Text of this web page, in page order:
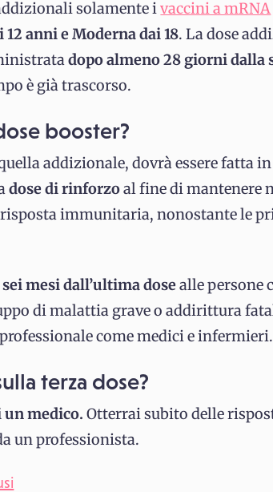
solamente ivaccini a mRNA
anni e Moderna dai 18. La dose
dopo almeno 28 giorni dalla
è già trascorso.
booster?
addizionale, dovrà essere fatta
dose di rinforzoal fine di mantenere
immunitaria, nonostante le
mesi dall’ultima dosealle persone
di malattia grave o addirittura
come medici e infermieri.
terza dose?
un medico. Otterrai subito delle
un professionista.